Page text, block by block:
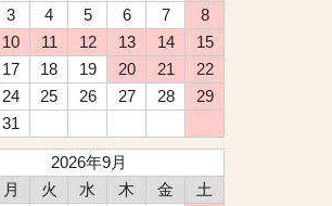
3 4 5 6 7
8
10 11 12 13 14
15
17 18 19 20 21
22
24 25 26 27 28
29
31
2026年9月
月 火 水 木 金
土